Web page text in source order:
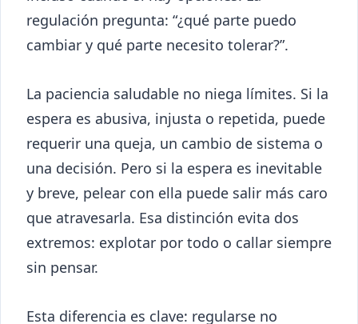
regulación pregunta: “¿qué parte puedo
cambiar y qué parte necesito tolerar?”.
La paciencia saludable no niega límites. Si la
espera es abusiva, injusta o repetida, puede
requerir una queja, un cambio de sistema o
una decisión. Pero si la espera es inevitable
y breve, pelear con ella puede salir más caro
que atravesarla. Esa distinción evita dos
extremos: explotar por todo o callar siempre
sin pensar.
Esta diferencia es clave: regularse no